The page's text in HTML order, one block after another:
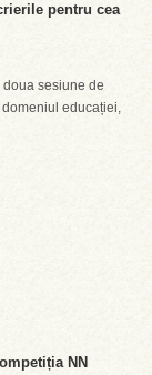
pentru cea
sesiune de
educației,
NN